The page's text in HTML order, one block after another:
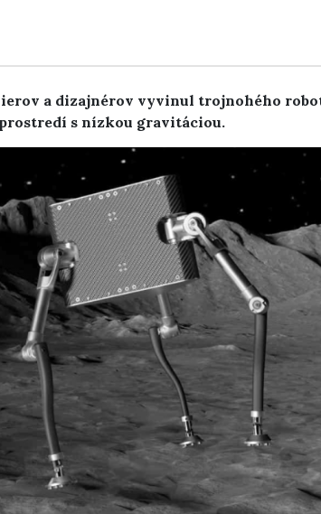
a dizajnérov vyvinul trojnohého
s nízkou gravitáciou.